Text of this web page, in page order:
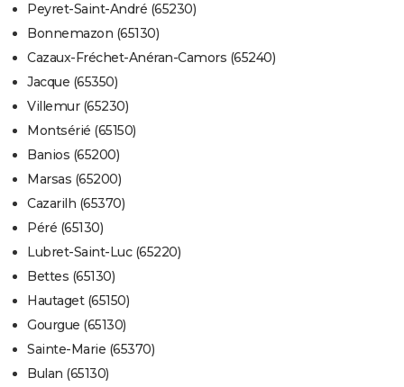
Peyret-Saint-André (65230)
Bonnemazon (65130)
Cazaux-Fréchet-Anéran-Camors (65240)
Jacque (65350)
Villemur (65230)
Montsérié (65150)
Banios (65200)
Marsas (65200)
Cazarilh (65370)
Péré (65130)
Lubret-Saint-Luc (65220)
Bettes (65130)
Hautaget (65150)
Gourgue (65130)
Sainte-Marie (65370)
Bulan (65130)